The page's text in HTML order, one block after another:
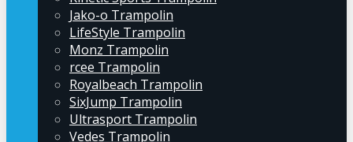
Jako-o Trampolin
LifeStyle Trampolin
Monz Trampolin
rcee Trampolin
Royalbeach Trampolin
SixJump Trampolin
Ultrasport Trampolin
Vedes Trampolin